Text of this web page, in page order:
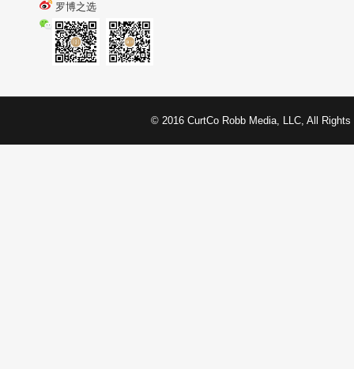
罗博之选
© 2016 CurtCo Robb Media, LLC, All